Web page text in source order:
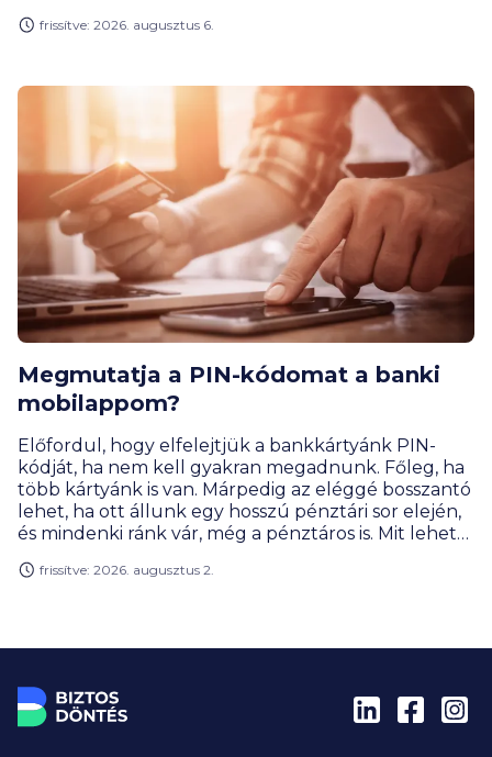
meg tervezni, mérlegelni, gyűjteni vagy éppen
BiztosDöntés.hu gyűjtéséből kiderül, hogy akár az
egyetemisták is találnak olyan játékot, ami segít
nekik meghozni az első nagy pénzügyi
elhatározásukat.
frissítve: 2026. augusztus 6.
Megmutatja a PIN-kódomat a banki
mobilappom?
Előfordul, hogy elfelejtjük a bankkártyánk PIN-
kódját, ha nem kell gyakran megadnunk. Főleg, ha
több kártyánk is van. Márpedig az eléggé bosszantó
lehet, ha ott állunk egy hosszú pénztári sor elején,
és mindenki ránk vár, még a pénztáros is. Mit lehet
frissítve: 2026. augusztus 2.